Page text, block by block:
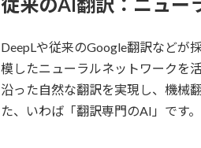
DeepLや従来のGoogle翻訳などが
模したニューラルネットワークを
沿った自然な翻訳を実現し、機械
た、いわば「翻訳専門のAI」です。